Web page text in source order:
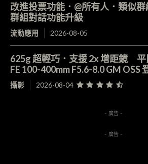
改進投票功能．@所有人．類似
群組對話功能升級
流動應用 2026-08-05
625g 超輕巧．支援 2x 增距鏡 平
FE 100-400mm F5.6-8.0 GM OSS
攝影 2026-08-04
- 廣告 -
- 廣告 -